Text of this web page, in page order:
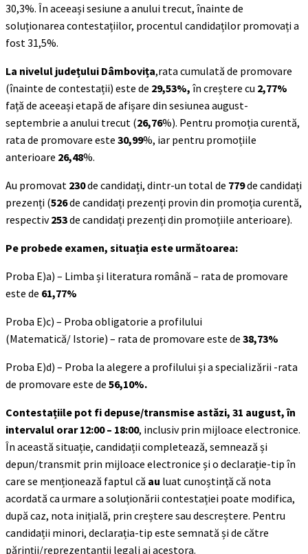
30,3%. În aceeași sesiune a anului trecut, înainte de
soluționarea contestațiilor, procentul candidaților promovați a
fost 31,5%.
La nivelul județului Dâmbovița,rata cumulată de promovare
(înainte de contestații) este de 29,53%, în creștere cu 2,77%
față de aceeași etapă de afișare din sesiunea august-
septembrie a anului trecut (26,76%). Pentru promoția curentă,
rata de promovare este 30,99%, iar pentru promoțiile
anterioare 26,48%.
Au promovat 230de candidați, dintr-un total de 779de candidați
prezenți (526de candidați prezenți provin din promoția curentă,
respectiv253de candidați prezenți din promoțiile anterioare).
Pe probede examen, situația este următoarea:
Proba E)a) – Limba și literatura română – rata de promovare
este de 61,77%
Proba E)c) – Proba obligatorie a profilului
(Matematică/ Istorie) – rata de promovare este de 38,73%
Proba E)d) – Proba la alegere a profilului și a specializării -rata
de promovare este de 56,10%.
Contestațiile pot fi depuse/transmise astăzi, 31 august, în
intervalul orar 12:00 – 18:00, inclusiv prin mijloace electronice.
În această situație, candidații completează, semnează și
depun/transmit prin mijloace electronice și o declarație-tip în
care se menționează faptul că au luat cunoștință că nota
acordată ca urmare a soluționării contestației poate modifica,
după caz, nota inițială, prin creștere sau descreștere. Pentru
candidații minori, declarația-tip este semnată și de către
părinții/reprezentanții legali ai acestora.